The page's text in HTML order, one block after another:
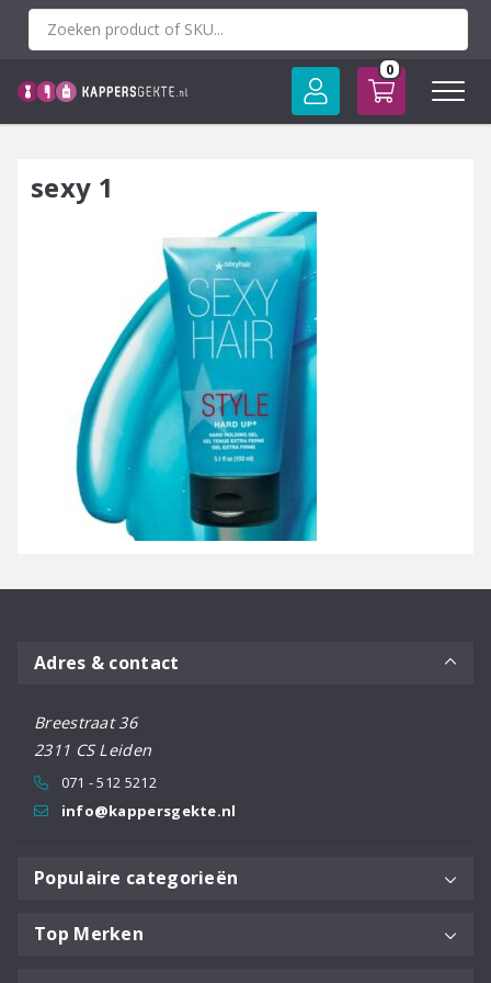
Spring
0
sexy 1
Adres & contact
Breestraat 36
2311 CS Leiden
071 - 512 5212
info@kappersgekte.nl
Populaire categorieën
Top Merken